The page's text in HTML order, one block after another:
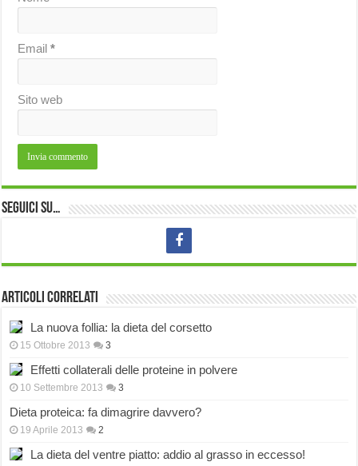
Email*
Sito web
Seguici su…
Articoli correlati
La nuova follia: la dieta del corsetto
15 Ottobre 2013 3
Effetti collaterali delle proteine in polvere
10 Settembre 2013 3
Dieta proteica: fa dimagrire davvero?
19 Aprile 2013 2
La dieta del ventre piatto: addio al grasso in eccesso!